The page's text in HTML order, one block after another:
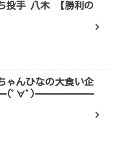
投手 八木 【勝利の
ゃんひなの大食い企
ﾟ∀ﾟ)━━━━━━